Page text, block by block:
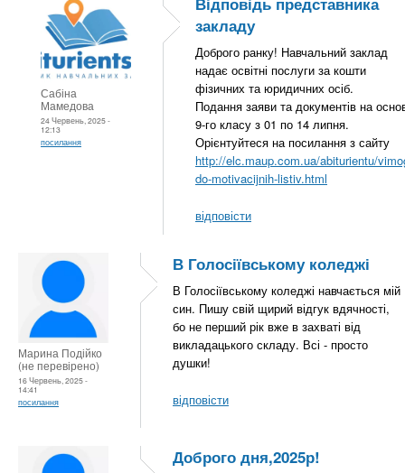
Сабіна
Мамедова
24 Червень, 2025 -
12:13
посилання
закладу
Доброго ранку! Навчальний заклад
надає освітні послуги за кошти
фізичних та юридичних осіб.
Подання заяви та документів на
9-го класу з 01 по 14 липня.
Орієнтуйтеся на посилання з сайту
http://elc.maup.com.ua/abiturientu/
do-motivacijnih-listiv.html
відповісти
Марина Подійко
(не перевірено)
16 Червень, 2025 -
14:41
посилання
В Голосіївському коледжі
В Голосіївському коледжі навчається мій
син. Пишу свій щирий відгук вдячності,
бо не перший рік вже в захваті від
викладацького складу. Всі - просто
душки!
відповісти
Доброго дня,2025р!